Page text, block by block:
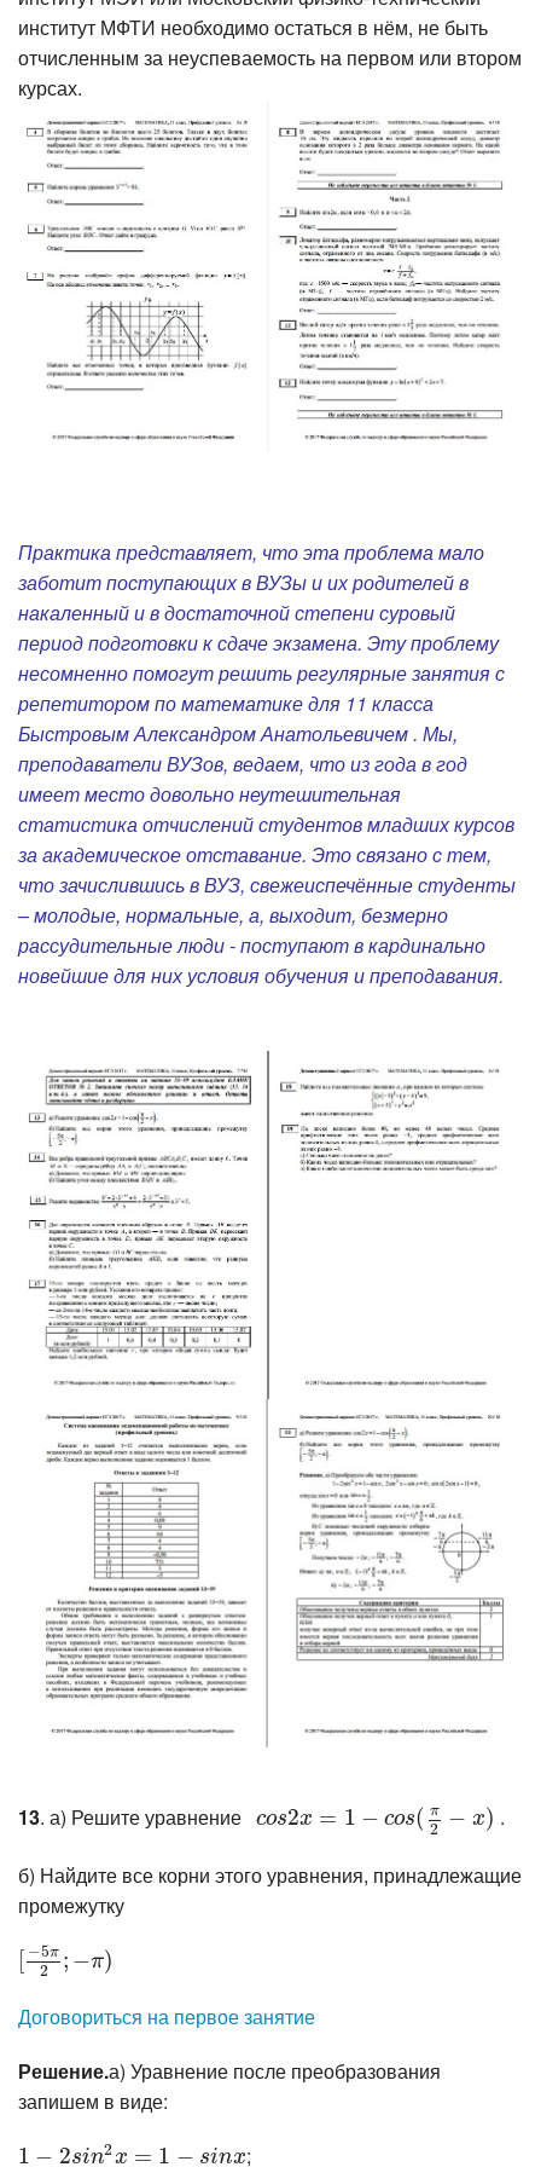
институт МФТИ необходимо остаться в нём, не быть
отчисленным за неуспеваемость на первом или втором
курсах.
Практика представляет, что эта проблема мало
заботит поступающих в ВУЗы и их родителей в
накаленный и в достаточной степени суровый
период подготовки к сдаче экзамена. Эту проблему
несомненно помогут решить регулярные занятия с
репетитором по математике для 11 класса
Быстровым Александром Анатольевичем . Мы,
преподаватели ВУЗов, ведаем, что из года в год
имеет место довольно неутешительная
статистика отчислений студентов младших курсов
за академическое отставание. Это связано с тем,
что зачислившись в ВУЗ, свежеиспечённые студенты
– молодые, нормальные, а, выходит, безмерно
рассудительные люди - поступают в кардинально
новейшие для них условия обучения и преподавания.
13. а) Решите уравнение cos2x = 1 − cos( π
2 − x)
cos2x= 1− co s(π2−x) .
б) Найдите все корни этого уравнения, принадлежащие
промежутку
−5π
2 ; −π)
−5π2 −π)
Договориться на первое занятие
Решение.а) Уравнение после преобразования
запишем в виде:
1 − 2sin2x = 1 − sinx
1 −2s in2x=1− sin x ;